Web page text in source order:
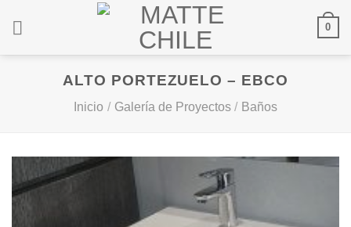
0
ALTO PORTEZUELO – EBCO
Inicio / Galería de Proyectos / Baños